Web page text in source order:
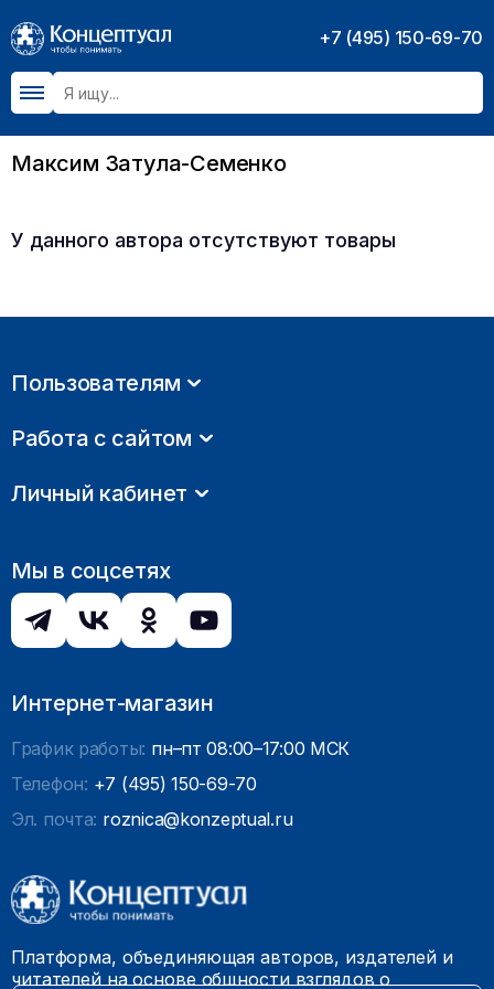
+7 (495) 150-69-70
Максим Затула-Семенко
У данного автора отсутствуют товары
Пользователям
Работа с сайтом
Личный кабинет
Мы в соцсетях
Интернет-магазин
График работы: пн–пт 08:00–17:00 МСК
Телефон: +7 (495) 150-69-70
Эл. почта: roznica@konzeptual.ru
Платформа, объединяющая авторов, издателей и
читателей на основе общности взглядов о